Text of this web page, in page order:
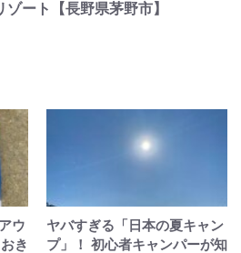
ート【長野県茅野市】
ウ
き
ヤバすぎる「日本の夏キャン
プ」！ 初心者キャンパーが知